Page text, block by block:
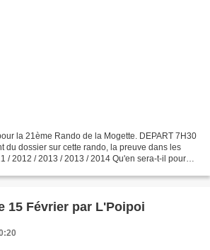
la 21ème Rando de la Mogette. DEPART 7H30
du dossier sur cette rando, la preuve dans les
/ 2012 / 2013 / 2013 / 2014 Qu'en sera-t-il pour
15 Février par L'Poipoi